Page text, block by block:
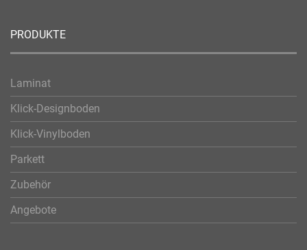
PRODUKTE
Laminat
Klick-Designboden
Klick-Vinylboden
Parkett
Zubehör
Angebote